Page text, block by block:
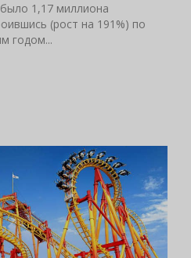
1,17 миллиона
(рост на 191%) по
годом...